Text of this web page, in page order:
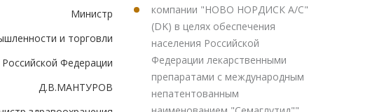
Министр
и торговли
Российской Федерации
Д.В.МАНТУРОВ
компании "НОВО НОРДИСК А/С"
(DK) в целях обеспечения
населения Российской
Федерации лекарственными
препаратами с международным
непатентованным